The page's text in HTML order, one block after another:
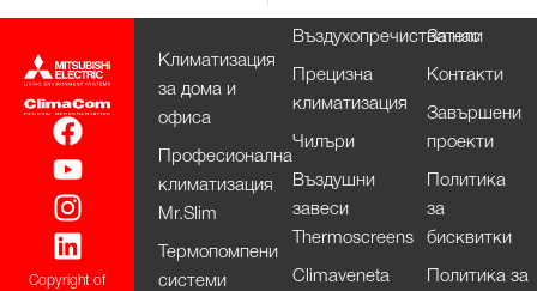
Copyright of
Климатизация
за дома и
офиса
Професионална
климатизация
Mr.Slim
Термопомпени
системи
Въздухопречистватели
Прецизна
климатизация
Чилъри
Въздушни
завеси
Thermoscreens
Climaveneta
За нас
Контакти
Завършени
проекти
Политика
за
бисквитки
Политика за